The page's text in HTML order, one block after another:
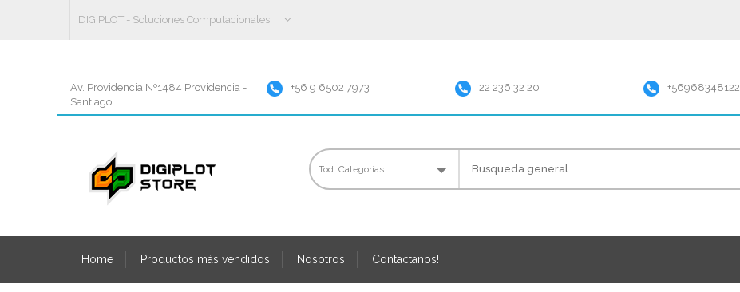
DIGIPLOT - Soluciones Computacionales
Av. Providencia Nº1484 Providencia -
Santiago
+56 9 6502 7973 22 236 32 20 +56968348122
Home Productos más vendidos Nosotros Contactanos!